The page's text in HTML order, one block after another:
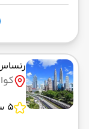
5 ستاره